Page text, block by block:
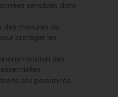
sensibles dans
des mesures de
protéger les
des
des personnes